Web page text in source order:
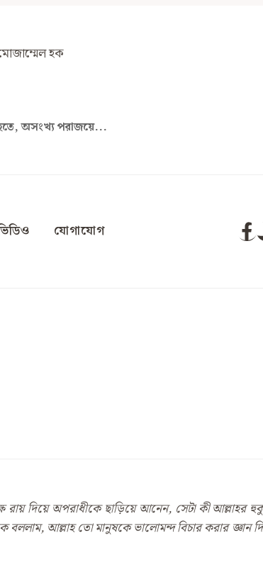
অসংখ্য পরাজয়ে...
যোগাযোগ
রায় দিয়ে অপরাধীকেছাড়িয়ে আনেন, সেটা কী আল্লাহর
আল্লাহ তো মানুষকে ভালোমন্দ বিচার করার জ্ঞান